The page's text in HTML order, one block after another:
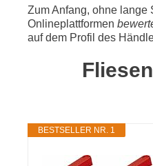
Zum Anfang, ohne lange
Onlineplattformen
auf dem Profil des
BESTSELLER NR. 1